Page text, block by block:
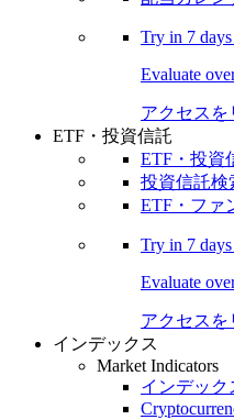
Try in 7 days
Evaluate
アクセスを
ETF・投資信託
ETF・投資
投資信託検
ETF・ファ
Try in 7 days
Evaluate
アクセスを
インデックス
Market Indicators
インデック